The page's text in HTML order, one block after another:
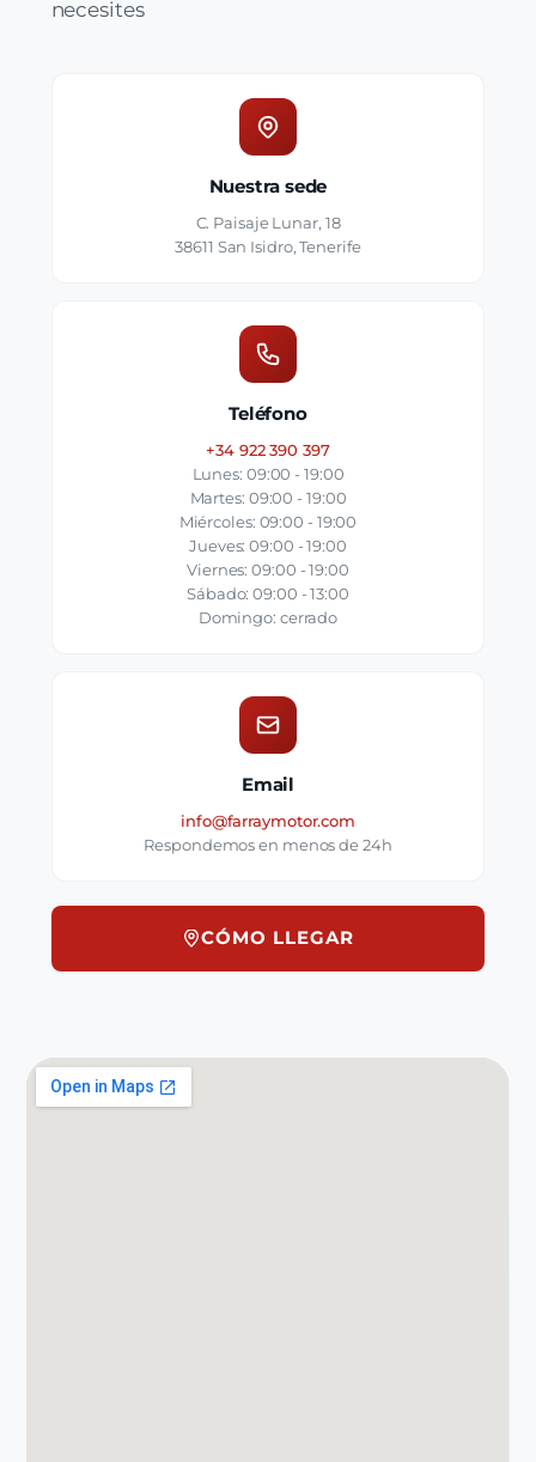
necesites
Nuestra sede
C. Paisaje Lunar, 18
38611 San Isidro, Tenerife
Teléfono
+34 922 390 397
Lunes: 09:00 - 19:00
Martes: 09:00 - 19:00
Miércoles: 09:00 - 19:00
Jueves: 09:00 - 19:00
Viernes: 09:00 - 19:00
Sábado: 09:00 - 13:00
Domingo: cerrado
Email
info@farraymotor.com
Respondemos en menos de 24h
CÓMO LLEGAR